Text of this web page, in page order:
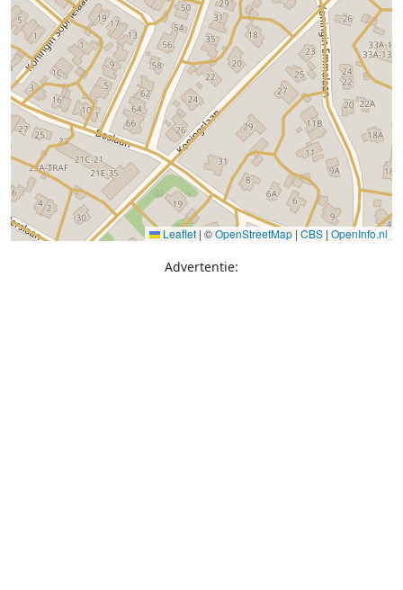
Leaflet | ©OpenStreetMap|CBS | OpenInfo.nl
Advertentie: